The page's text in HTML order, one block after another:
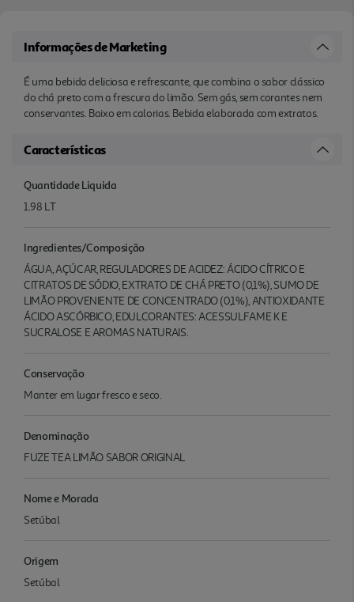
Informações de Marketing
É uma bebida deliciosa e refrescante, que combina o sabor clássico
do chá preto com a frescura do limão. Sem gás, sem corantes nem
conservantes. Baixo em calorias. Bebida elaborada com extratos.
Características
Quantidade Liquida
1.98 LT
Ingredientes/Composição
ÁGUA, AÇÚCAR, REGULADORES DE ACIDEZ: ÁCIDO CÍTRICO E
CITRATOS DE SÓDIO, EXTRATO DE CHÁ PRETO (0,1%), SUMO DE
LIMÃO PROVENIENTE DE CONCENTRADO (0,1%), ANTIOXIDANTE
ÁCIDO ASCÓRBICO, EDULCORANTES: ACESSULFAME K E
SUCRALOSE E AROMAS NATURAIS.
Conservação
Manter em lugar fresco e seco.
Denominação
FUZE TEA LIMÃO SABOR ORIGINAL
Nome e Morada
Setúbal
Origem
Setúbal